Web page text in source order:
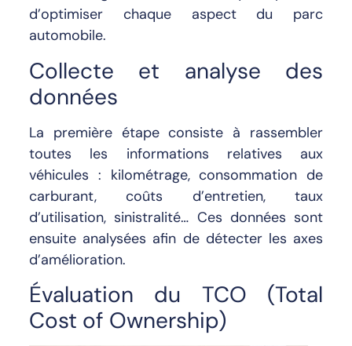
d’optimiser chaque aspect du parc
automobile.
Collecte et analyse des
données
La première étape consiste à rassembler
toutes les informations relatives aux
véhicules : kilométrage, consommation de
carburant, coûts d’entretien, taux
d’utilisation, sinistralité… Ces données sont
ensuite analysées afin de détecter les axes
d’amélioration.
Évaluation du TCO (Total
Cost of Ownership)